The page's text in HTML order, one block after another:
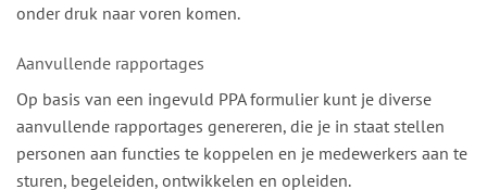
onder druk naar voren komen.
Aanvullende rapportages
Op basis van een ingevuld PPA formulier kunt je diverse
aanvullende rapportages genereren, die je in staat stellen
personen aan functies te koppelen en je medewerkers aan te
sturen, begeleiden, ontwikkelen en opleiden.